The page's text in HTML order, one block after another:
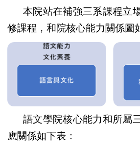
本院站在補強三系課程立
修課程，和院核心能力關係圖
語文學院核心能力和所屬
應關係如下表：